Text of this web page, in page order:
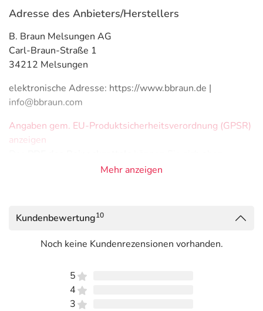
Adresse des Anbieters/Herstellers
B. Braun Melsungen AG
Carl-Braun-Straße 1
34212 Melsungen
elektronische Adresse: https://www.bbraun.de |
info@bbraun.com
Angaben gem. EU-Produktsicherheitsverordnung (GPSR)
anzeigen
Mehr anzeigen
Kundenbewertung10
Noch keine Kundenrezensionen vorhanden.
5
4
3